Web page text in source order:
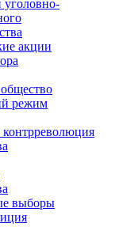
уголовно-
акции
режим
выборы